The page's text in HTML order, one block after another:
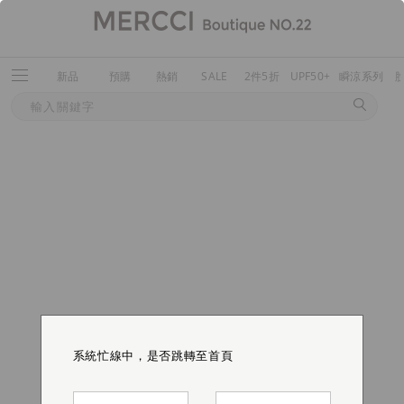
新品 預購 熱銷 SALE 2件5折 UPF50+ 瞬涼系列
系統忙線中，是否跳轉至首頁
系統忙線中，是否跳轉至首頁
系統忙線中，是否跳轉至首頁
系統忙線中，是否跳轉至首頁
系統忙線中，是否跳轉至首頁